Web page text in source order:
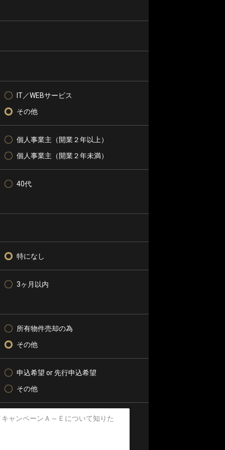
IT／WEBサービス
その他
個人事業主（開業２年以上）
個人事業主（開業２年未満）
40代
特になし
3ヶ月以内
所有物件売却の為
その他
申込希望 or 先行申込希望
その他